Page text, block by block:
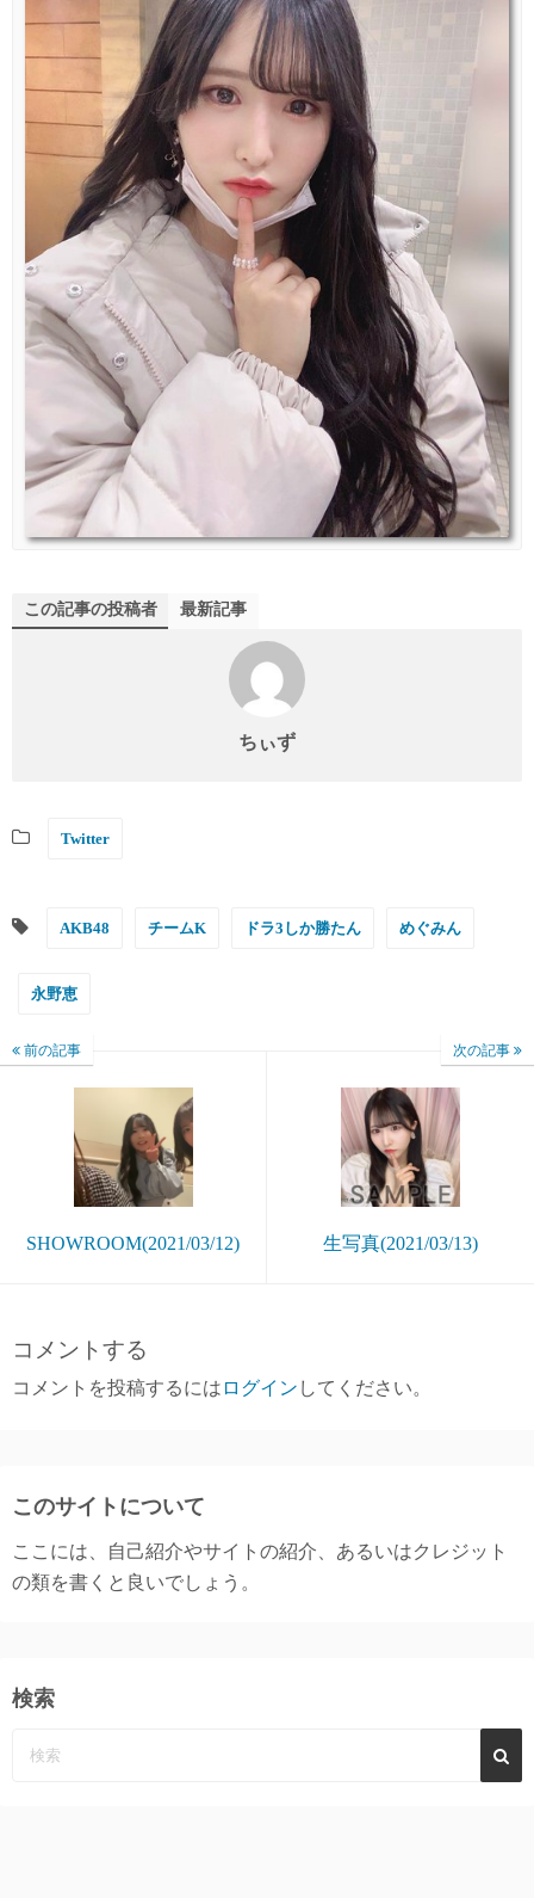
この記事の投稿者 最新記事
ちぃず
Twitter
AKB48 チームK ドラ3しか勝たん めぐみん
永野恵
前の記事
SHOWROOM(2021/03/12)
次の記事
生写真(2021/03/13)
コメントする
コメントを投稿するには ログイン してください。
このサイトについて
ここには、自己紹介やサイトの紹介、あるいはクレジット
の類を書くと良いでしょう。
検索